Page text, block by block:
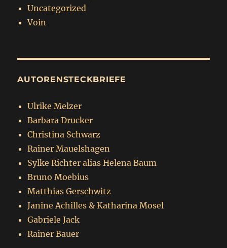
Uncategorized
Voin
AUTORENSTECKBRIEFE
Ulrike Melzer
Barbara Drucker
Christina Schwarz
Rainer Mauelshagen
Sylke Richter alias Helena Baum
Bruno Moebius
Matthias Gerschwitz
Janine Achilles & Katharina Mosel
Gabriele Jack
Rainer Bauer